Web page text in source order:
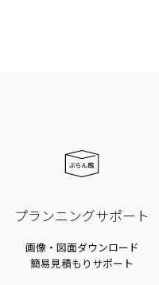
プランニングサポート
画像・図面ダウンロード
簡易見積もりサポート